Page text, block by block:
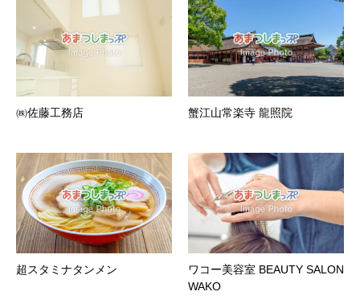
㈱佐藤工務店 蟹江山常楽寺 龍照院
超スタミナタンメン
ワコー美容室 BEAUTY SALON
WAKO